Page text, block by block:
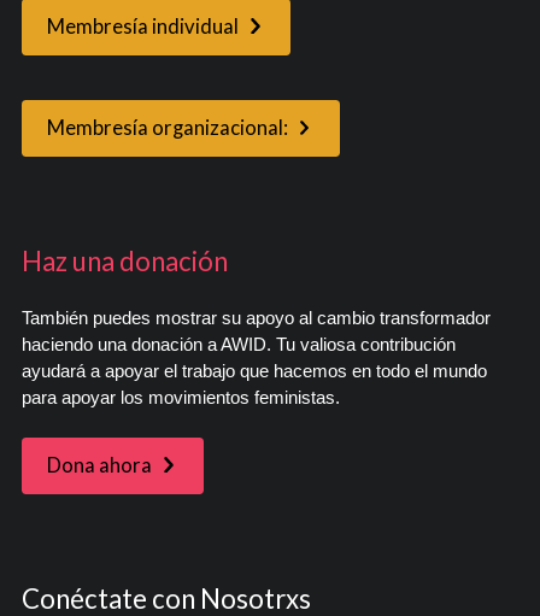
Membresía individual
Membresía organizacional:
Haz una donación
También puedes mostrar su apoyo al cambio transformador
haciendo una donación a AWID. Tu valiosa contribución
ayudará a apoyar el trabajo que hacemos en todo el mundo
para apoyar los movimientos feministas.
Dona ahora
Conéctate con Nosotrxs